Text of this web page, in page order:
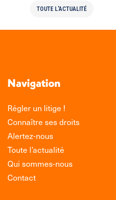
TOUTE L'ACTUALITÉ
Navigation
Régler un litige !
Connaître ses droits
Alertez-nous
Toute l’actualité
Qui sommes-nous
Contact